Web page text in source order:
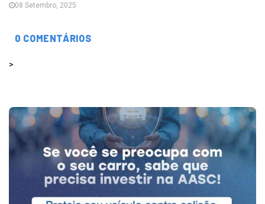
08 Setembro, 2025
0 COMENTÁRIOS
>